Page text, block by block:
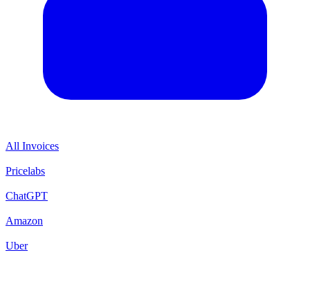
All Invoices
Pricelabs
ChatGPT
Amazon
Uber